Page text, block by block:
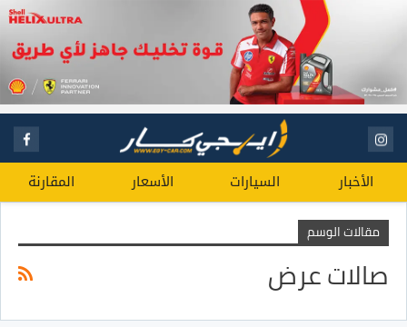
الأخبار السيارات الأسعار المقارنة
مقالات الوسم
صالات عرض